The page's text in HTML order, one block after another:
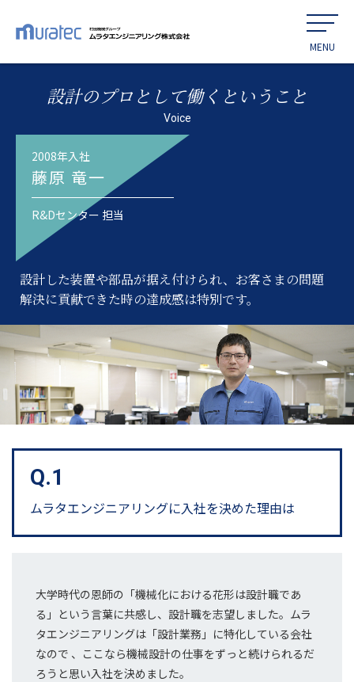
設計のプロとして働くということ
Voice
2008年入社
藤原 竜一
R&Dセンター 担当
設計した装置や部品が据え付けられ、お客さまの問題
解決に貢献できた時の達成感は特別です。
Q.1
ムラタエンジニアリングに入社を決めた理由は
大学時代の恩師の「機械化における花形は設計職であ
る」という言葉に共感し、設計職を志望しました。ムラ
タエンジニアリングは「設計業務」に特化している会社
なので 、ここなら機械設計の仕事をずっと続けられるだ
ろうと思い入社を決めました。